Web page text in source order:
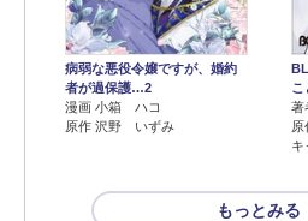
病弱な悪役令嬢ですが、婚約
者が過保護…2
漫画 小箱 ハコ
原作 沢野 いずみ
著
キ
もっとみる